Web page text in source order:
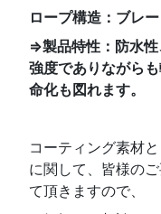
ロープ構造：ブレ
⇒製品特性：防水
強度でありながら
命化も図れます。
コーティング素材
に関して、皆様の
て頂きますので、